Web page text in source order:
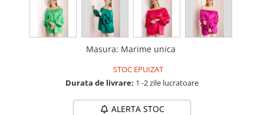
Masura: Marime unica
STOC EPUIZAT
Durata de livrare: 1 -2 zile lucratoare
ALERTA STOC